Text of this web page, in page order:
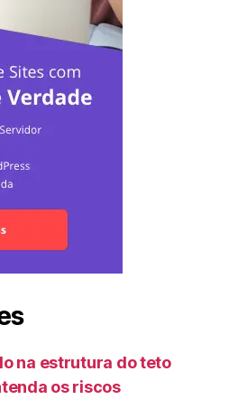
na estrutura do teto
os riscos